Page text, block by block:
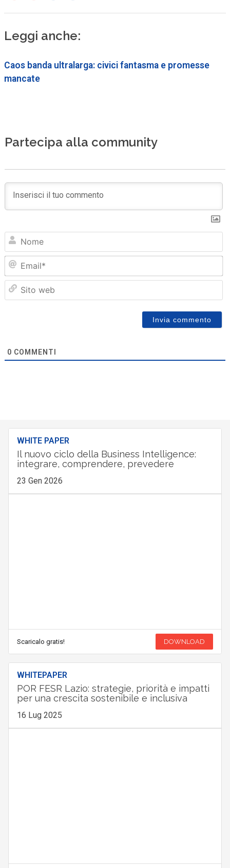
Leggi anche:
Caos banda ultralarga: civici fantasma e promesse
mancate
Partecipa alla community
0 COMMENTI
WHITE PAPER
Il nuovo ciclo della Business Intelligence:
integrare, comprendere, prevedere
23 Gen 2026
Scaricalo gratis! DOWNLOAD
WHITEPAPER
POR FESR Lazio: strategie, priorità e impatti
per una crescita sostenibile e inclusiva
16 Lug 2025